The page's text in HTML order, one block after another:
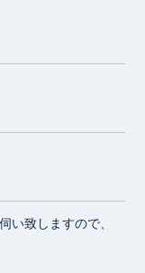
い致しますので、